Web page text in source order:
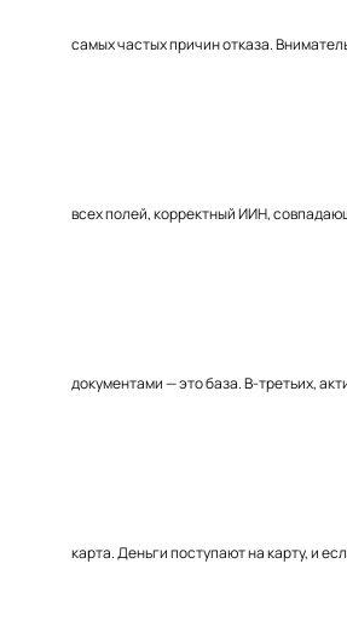
самых частых причин отказа.
всех полей, корректный ИИН,
документами — это база. В-третьих,
карта. Деньги поступают на карту, и